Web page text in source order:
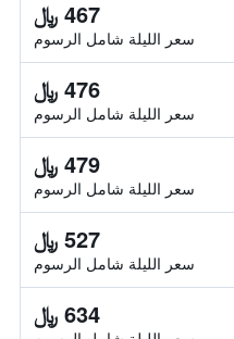
467 ﷼
سعر الليلة شامل الرسوم
476 ﷼
سعر الليلة شامل الرسوم
479 ﷼
سعر الليلة شامل الرسوم
527 ﷼
سعر الليلة شامل الرسوم
634 ﷼